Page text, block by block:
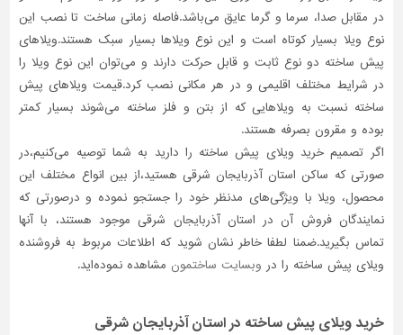
و
ساز
تاسیسات
ساختمان
شهرسازی،
ترافیک
و
سازه
سایر
در مقابل صدا، سرما و گرما عایق می‌باشد.فاصله زمانی ساخت تا نصب این
نوع ویلا بسیار کوتاه است و این نوع ویلاها بسیار سبک هستند.ویلاهای
پیش ساخته دو نوع ثابت و قابل حرکت دارند و می‌توان این نوع ویلا را
در شرایط مختلف اقلیمی و در هر مکانی نصب کرد.قیمت ویلاهای پیش
ساخته نسبت به ویلاهایی که از بتن و فلز ساخته می‌شوند بسیار کمتر
بوده و مقرون بصرفه هستند.
اگر تصمیم خرید ویلای پیش ساخته را دارید به شما توصیه می‌کنیم،در
صورتی که ساکن استان آذربایجان شرقی هستید،از بین انواع مختلف این
محصول، ویلا با ویژگی‌های مدنظر خود را جستجو نموده و درصورتی‌ که
نمایندگان فروش آن در استان آذربایجان شرقی موجود هستند، با آنها
تماس بگیرید.ضمنا لطفا خاطر نشان شوید که اطلاعات مربوط به فروشنده
ویلای پیش ساخته را در وبسایت ساختمون مشاهده نموده‌اید.
خرید ویلای پیش ساخته در استان آذربایجان شرقی